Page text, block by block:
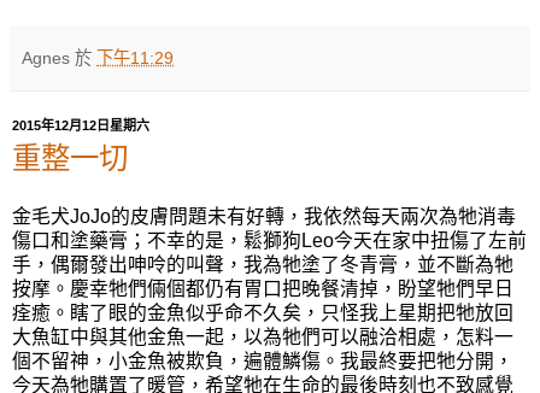
Agnes 於 下午11:29
2015年12月12日星期六
重整一切
金毛犬JoJo的皮膚問題未有好轉，我依然每天兩次為牠消毒
傷口和塗藥膏；不幸的是，鬆獅狗Leo今天在家中扭傷了左前
手，偶爾發出呻呤的叫聲，我為牠塗了冬青膏，並不斷為牠
按摩。慶幸牠們倆個都仍有胃口把晚餐清掉，盼望牠們早日
痊癒。瞎了眼的金魚似乎命不久矣，只怪我上星期把牠放回
大魚缸中與其他金魚一起，以為牠們可以融洽相處，怎料一
個不留神，小金魚被欺負，遍體鱗傷。我最終要把牠分開，
今天為牠購置了暖管，希望牠在生命的最後時刻也不致感覺